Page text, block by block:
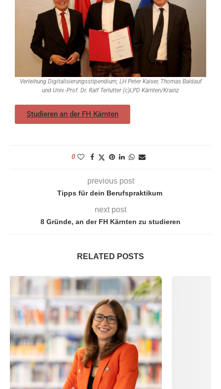
Verleihung Digitalisierungsstipendium; LH Peter Kaiser, Thomas Baldauf
und Univ.-Prof. Dr. Ralf Terlutter (c)LPD Kärnten/Krainz
Studieren an der FH Kärnten
0
previous post
Tipps für dein Berufspraktikum
next post
8 Gründe, an der FH Kärnten zu studieren
RELATED POSTS